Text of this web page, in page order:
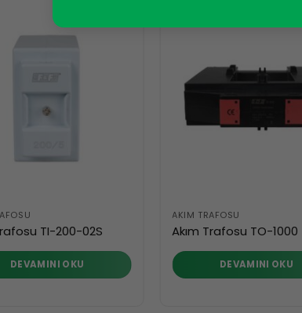
TI-200-02S
DEVAMINI OKU
AKIM TRAFOSU
Akım Trafosu TO-1000
DEVAMINI OKU